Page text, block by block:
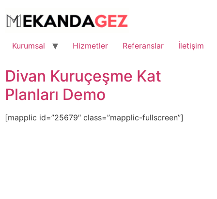
atla
Kurumsal Hizmetler Referanslar İletişim
Divan Kuruçeşme Kat
Planları Demo
[mapplic id=”25679″ class=”mapplic-fullscreen”]